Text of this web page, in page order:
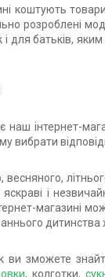
коштують
розроблені
для батьків,
наш інтернет-
вибрати
і
магазині
зможете
, колготки,